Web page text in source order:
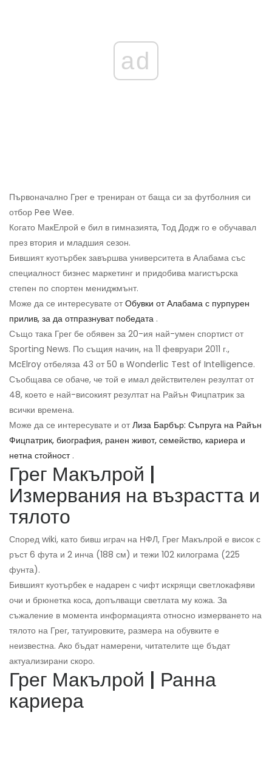
ad
Първоначално Грег е трениран от баща си за футболния си
отбор Pee Wee.
Когато МакЕлрой е бил в гимназията, Тод Додж го е обучавал
през втория и младшия сезон.
Бившият куотърбек завършва университета в Алабама със
специалност бизнес маркетинг и придобива магистърска
степен по спортен мениджмънт.
Може да се интересувате отОбувки от Алабама с пурпурен
прилив, за да отпразнуват победата .
Също така Грег бе обявен за 20-ия най-умен спортист от
Sporting News. По същия начин, на 11 февруари 2011 г.,
McElroy отбеляза 43 от 50 в Wonderlic Test of Intelligence.
Съобщава се обаче, че той е имал действителен резултат от
48, което е най-високият резултат на Райън Фицпатрик за
всички времена.
Може да се интересувате и отЛиза Барбър: Съпруга на Райън
Фицпатрик, биография, ранен живот, семейство, кариера и
нетна стойност.
Грег Макълрой |
Измервания на възрастта и
тялото
Според wiki, като бивш играч на НФЛ, Грег Макълрой е висок с
ръст 6 фута и 2 инча (188 см) и тежи 102 килограма (225
фунта).
Бившият куотърбек е надарен с чифт искрящи светлокафяви
очи и брюнетка коса, допълващи светлата му кожа. За
съжаление в момента информацията относно измерването на
тялото на Грег, татуировките, размера на обувките е
неизвестна. Ако бъдат намерени, читателите ще бъдат
актуализирани скоро.
Грег Макълрой | Ранна
кариера